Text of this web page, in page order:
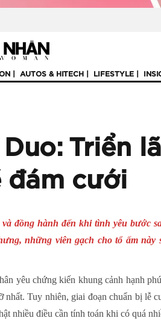
AUTOS & HITECH LIFESTYLE
Triển
đám cưới
đồng hành đến khi tình yêu bước
những viên gạch cho tổ ấm này
yêu chứng kiến khung cảnh hạnh
Tuy nhiên, giai đoạn chuẩn bị lễ
nhiều điều cần tính toán khi có quá